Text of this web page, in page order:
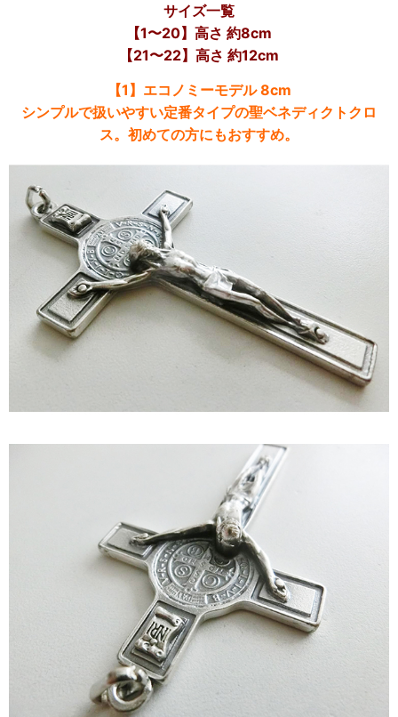
サイズ一覧
【1〜20】高さ 約8cm
【21〜22】高さ 約12cm
【1】エコノミーモデル 8cm
シンプルで扱いやすい定番タイプの聖ベネディクトクロ
ス。初めての方にもおすすめ。